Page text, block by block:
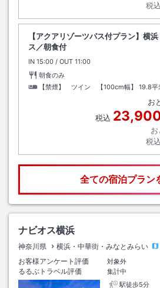
税込
【アクアリゾーツパス付プラン】横
ス／朝食付
IN チェックイン
15:00 / OUT チェックアウト
11:00
朝食のみ
【禁煙】 ツイン 【100cm幅】
19.8平
お
税込
税込
全ての宿泊プラン
ナビオス横浜
神奈川県 横浜・中華街・みなとみらい
お客様アンケート評価
対象外
るるぶトラベル評価
集計中
駅徒歩5分